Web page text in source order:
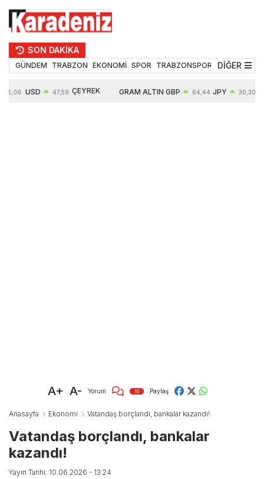
SON DAKİKA
GÜNDEM TRABZON EKONOMİ SPOR TRABZONSPOR TEKNOLOJİ
DİĞER
55,06 USD 47,59 ÇEYREK GRAM ALTIN GBP 64,44 JPY 30,30
A+ A- Yorum 10 Paylaş
Anasayfa Ekonomi Vatandaş borçlandı, bankalar kazandı!
Vatandaş borçlandı, bankalar
kazandı!
Yayın Tarihi: 10.06.2026 - 13:24